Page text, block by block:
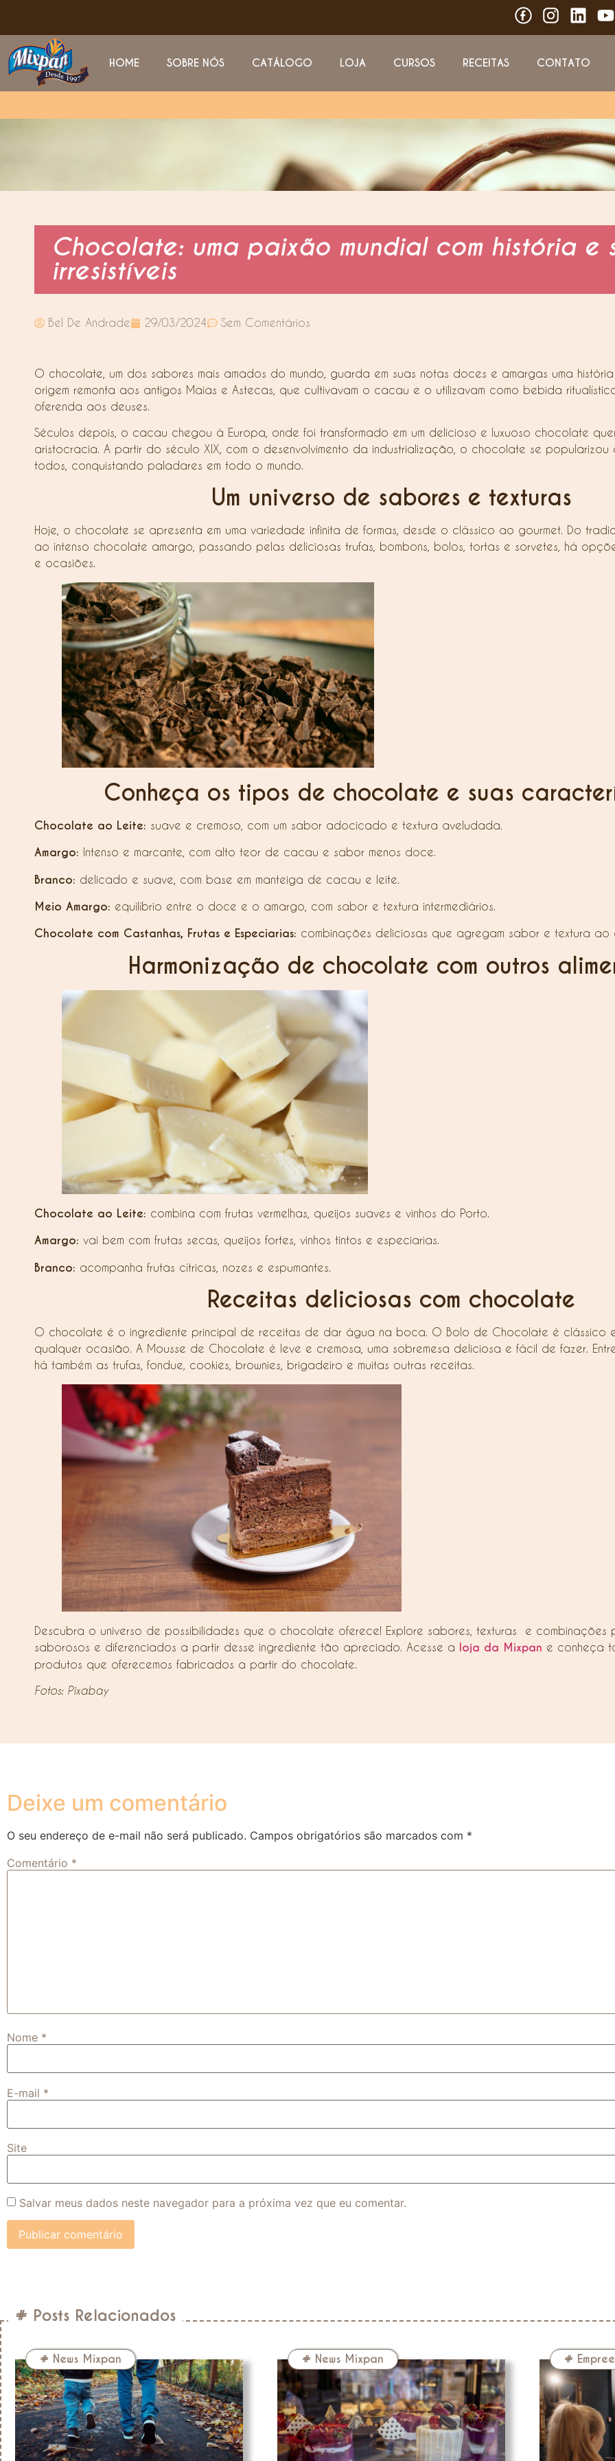
HOME SOBRE NÓS CATÁLOGO LOJA CURSOS RECEITAS CONTATO
Chocolate: uma paixão mundial com história e
irresistíveis
Bel De Andrade 29/03/2024 Sem Comentários
O chocolate, um dos sabores mais amados do mundo, guarda em suas notas doces e amargas uma
origem remonta aos antigos Maias e Astecas, que cultivavam o cacau e o utilizavam como bebida
oferenda aos deuses.
Séculos depois, o cacau chegou à Europa, onde foi transformado em um delicioso e luxuoso chocolate
aristocracia. A partir do século XIX, com o desenvolvimento da industrialização, o chocolate se popularizou
todos, conquistando paladares em todo o mundo.
Um universo de sabores e texturas
Hoje, o chocolate se apresenta em uma variedade infinita de formas, desde o clássico ao gourmet. Do
ao intenso chocolate amargo, passando pelas deliciosas trufas, bombons, bolos, tortas e sorvetes, há
e ocasiões.
Conheça os tipos de chocolate e suas
Chocolate ao Leite: suave e cremoso, com um sabor adocicado e textura aveludada.
Amargo: Intenso e marcante, com alto teor de cacau e sabor menos doce.
Branco: delicado e suave, com base em manteiga de cacau e leite.
Meio Amargo: equilíbrio entre o doce e o amargo, com sabor e textura intermediários.
Chocolate com Castanhas, Frutas e Especiarias: combinações deliciosas que agregam sabor e textura ao
Harmonização de chocolate com outros
Chocolate ao Leite: combina com frutas vermelhas, queijos suaves e vinhos do Porto.
Amargo: vai bem com frutas secas, queijos fortes, vinhos tintos e especiarias.
Branco: acompanha frutas cítricas, nozes e espumantes.
Receitas deliciosas com chocolate
O chocolate é o ingrediente principal de receitas de dar água na boca. O Bolo de Chocolate é clássico e
qualquer ocasião. A Mousse de Chocolate é leve e cremosa, uma sobremesa deliciosa e fácil de fazer.
há também as trufas, fondue, cookies, brownies, brigadeiro e muitas outras receitas.
Descubra o universo de possibilidades que o chocolate oferece! Explore sabores, texturas e combinações
saborosos e diferenciados a partir desse ingrediente tão apreciado. Acesse a
loja da Mixpan e conheça
produtos que oferecemos fabricados a partir do chocolate.
Fotos: Pixabay
Deixe um comentário
O seu endereço de e-mail não será publicado. Campos obrigatórios são marcados com *
Comentário *
Nome *
E-mail *
Site
Salvar meus dados neste navegador para a próxima vez que eu comentar.
# Posts Relacionados
# News Mixpan # News Mixpan #